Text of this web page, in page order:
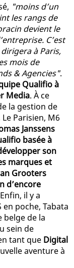
"moins d’un
les rangs de
devient le
C’est
à Paris,
mois de
& Agencies".
Qualifio à
Media. À ce
la gestion de
Parisien, M6
Janssens
basée à
son
marques et
Grooters
d’encore
il y a
en poche, Tabata
belge de la
sein de
tant que Digital
aventure à